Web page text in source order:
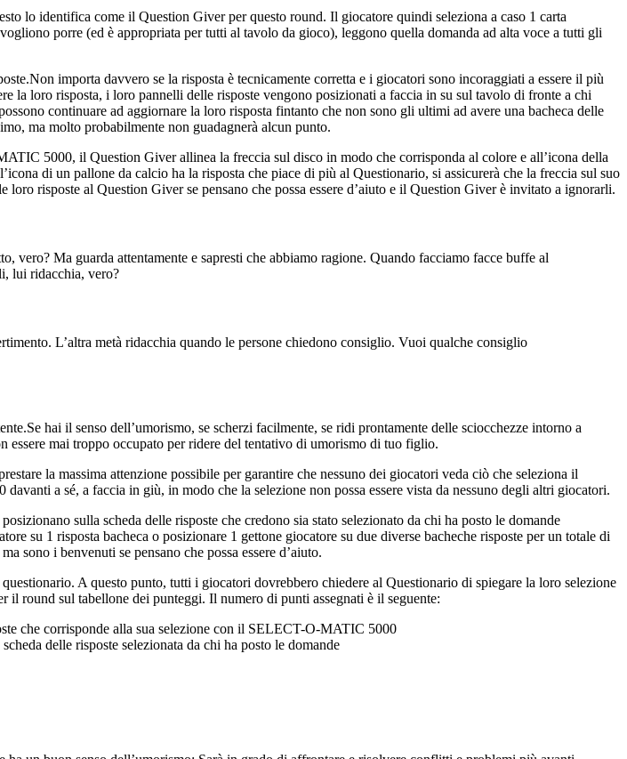
lo identifica come il Question Giver per questo round. Il giocatore quindi seleziona a caso 1 carta
porre (ed è appropriata per tutti al tavolo da gioco), leggono quella domanda ad alta voce a tutti gli
importa davvero se la risposta è tecnicamente corretta e i giocatori sono incoraggiati a essere il più
loro risposta, i loro pannelli delle risposte vengono posizionati a faccia in su sul tavolo di fronte a chi
continuare ad aggiornare la loro risposta fintanto che non sono gli ultimi ad avere una bacheca delle
ma molto probabilmente non guadagnerà alcun punto.
5000, il Question Giver allinea la freccia sul disco in modo che corrisponda al colore e all’icona della
di un pallone da calcio ha la risposta che piace di più al Questionario, si assicurerà che la freccia sul suo
risposte al Question Giver se pensano che possa essere d’aiuto e il Question Giver è invitato a ignorarli.
vero? Ma guarda attentamente e sapresti che abbiamo ragione. Quando facciamo facce buffe al
lui ridacchia, vero?
L’altra metà ridacchia quando le persone chiedono consiglio. Vuoi qualche consiglio
hai il senso dell’umorismo, se scherzi facilmente, se ridi prontamente delle sciocchezze intorno a
mai troppo occupato per ridere del tentativo di umorismo di tuo figlio.
la massima attenzione possibile per garantire che nessuno dei giocatori veda ciò che seleziona il
a sé, a faccia in giù, in modo che la selezione non possa essere vista da nessuno degli altri giocatori.
sulla scheda delle risposte che credono sia stato selezionato da chi ha posto le domande
1 risposta bacheca o posizionare 1 gettone giocatore su due diverse bacheche risposte per un totale di
sono i benvenuti se pensano che possa essere d’aiuto.
A questo punto, tutti i giocatori dovrebbero chiedere al Questionario di spiegare la loro selezione
round sul tabellone dei punteggi. Il numero di punti assegnati è il seguente:
che corrisponde alla sua selezione con il SELECT-O-MATIC 5000
delle risposte selezionata da chi ha posto le domande